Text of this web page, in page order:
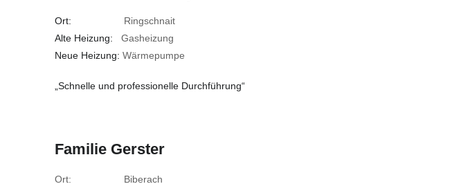
Ort: Ringschnait
Alte Heizung: Gasheizung
Neue Heizung: Wärmepumpe
„Schnelle und professionelle Durchführung“
Familie Gerster
Ort: Biberach